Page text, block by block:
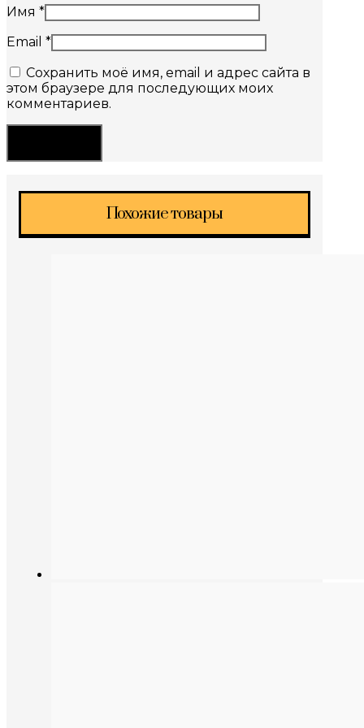
Имя *
Email *
Сохранить моё имя, email и адрес сайта в
этом браузере для последующих моих
комментариев.
Похожие товары